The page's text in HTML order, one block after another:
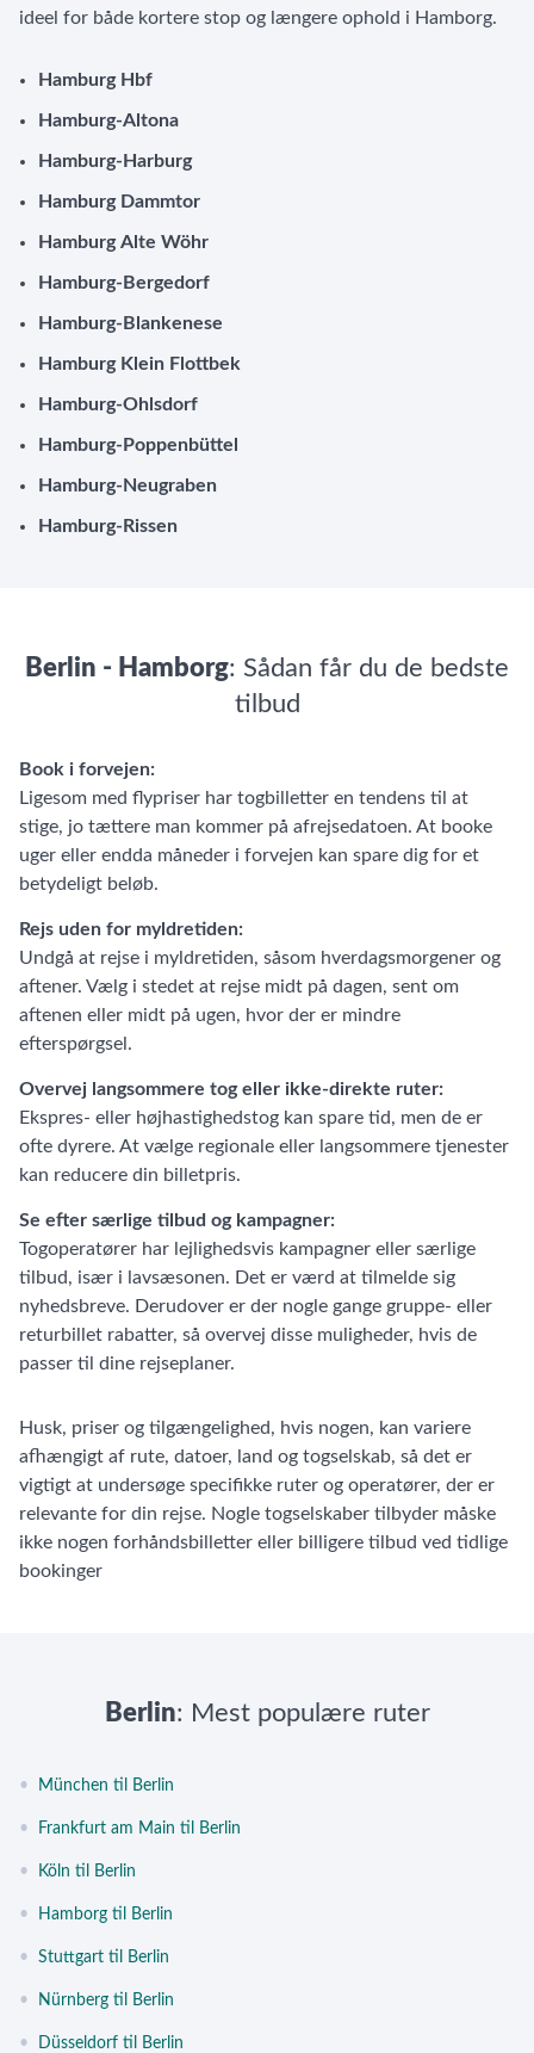
ideel for både kortere stop og længere ophold i Hamborg.
Hamburg Hbf
Hamburg-Altona
Hamburg-Harburg
Hamburg Dammtor
Hamburg Alte Wöhr
Hamburg-Bergedorf
Hamburg-Blankenese
Hamburg Klein Flottbek
Hamburg-Ohlsdorf
Hamburg-Poppenbüttel
Hamburg-Neugraben
Hamburg-Rissen
Berlin - Hamborg: Sådan får du de bedste
tilbud
Book i forvejen:
Ligesom med flypriser har togbilletter en tendens til at
stige, jo tættere man kommer på afrejsedatoen. At booke
uger eller endda måneder i forvejen kan spare dig for et
betydeligt beløb.
Rejs uden for myldretiden:
Undgå at rejse i myldretiden, såsom hverdagsmorgener og
aftener. Vælg i stedet at rejse midt på dagen, sent om
aftenen eller midt på ugen, hvor der er mindre
efterspørgsel.
Overvej langsommere tog eller ikke-direkte ruter:
Ekspres- eller højhastighedstog kan spare tid, men de er
ofte dyrere. At vælge regionale eller langsommere tjenester
kan reducere din billetpris.
Se efter særlige tilbud og kampagner:
Togoperatører har lejlighedsvis kampagner eller særlige
tilbud, især i lavsæsonen. Det er værd at tilmelde sig
nyhedsbreve. Derudover er der nogle gange gruppe- eller
returbillet rabatter, så overvej disse muligheder, hvis de
passer til dine rejseplaner.
Husk, priser og tilgængelighed, hvis nogen, kan variere
afhængigt af rute, datoer, land og togselskab, så det er
vigtigt at undersøge specifikke ruter og operatører, der er
relevante for din rejse. Nogle togselskaber tilbyder måske
ikke nogen forhåndsbilletter eller billigere tilbud ved tidlige
bookinger
Berlin: Mest populære ruter
• München til Berlin
• Frankfurt am Main til Berlin
• Köln til Berlin
• Hamborg til Berlin
• Stuttgart til Berlin
• Nürnberg til Berlin
• Düsseldorf til Berlin